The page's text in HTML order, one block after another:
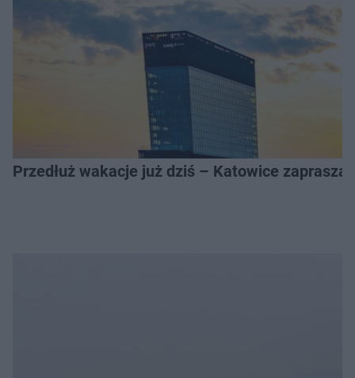
Przedłuż wakacje już dziś – Katowice